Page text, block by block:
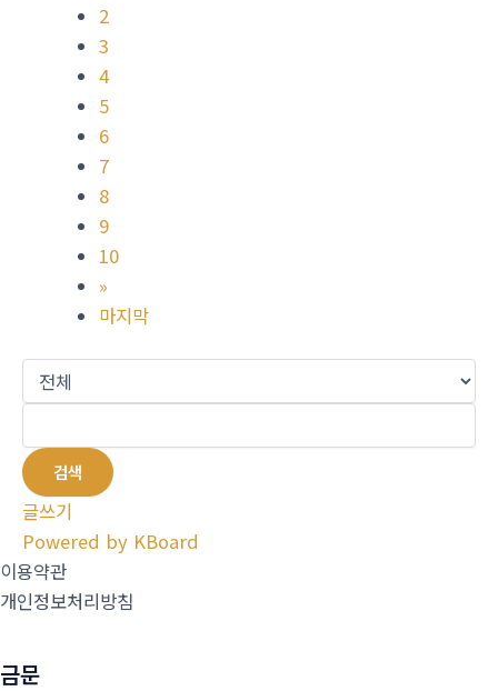
2
3
4
5
6
7
8
9
10
»
마지막
검색
글쓰기
Powered by KBoard
이용약관
개인정보처리방침
금문